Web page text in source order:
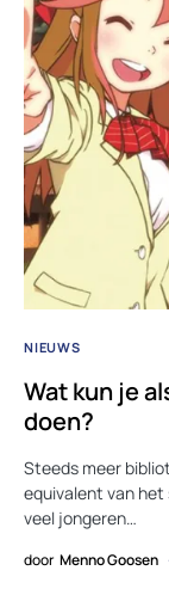
NIEUWS
Wat kun je
doen?
Steeds meer
equivalent van het
veel jongeren…
door Menno Goosen